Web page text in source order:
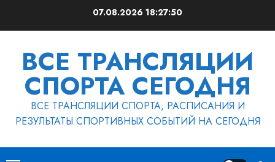
07.08.2026 18:27:50
ВСЕ ТРАНСЛЯЦИИ
СПОРТА СЕГОДНЯ
ВСЕ ТРАНСЛЯЦИИ СПОРТА, РАСПИСАНИЯ И
РЕЗУЛЬТАТЫ СПОРТИВНЫХ СОБЫТИЙ НА СЕГОДНЯ